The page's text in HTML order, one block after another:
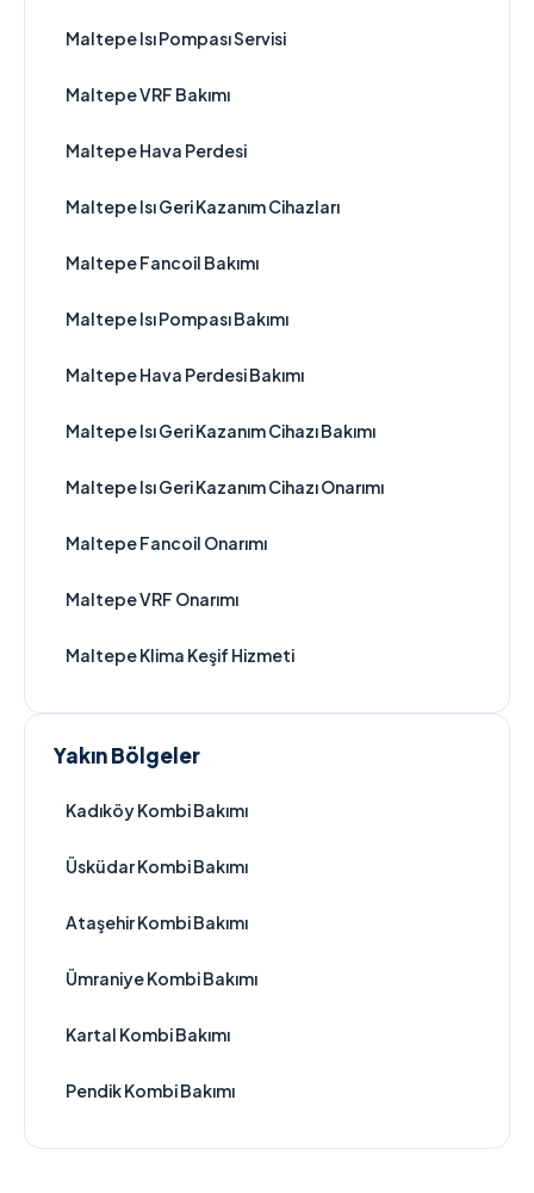
Maltepe Isı Pompası Servisi
Maltepe VRF Bakımı
Maltepe Hava Perdesi
Maltepe Isı Geri Kazanım Cihazları
Maltepe Fancoil Bakımı
Maltepe Isı Pompası Bakımı
Maltepe Hava Perdesi Bakımı
Maltepe Isı Geri Kazanım Cihazı Bakımı
Maltepe Isı Geri Kazanım Cihazı Onarımı
Maltepe Fancoil Onarımı
Maltepe VRF Onarımı
Maltepe Klima Keşif Hizmeti
Yakın Bölgeler
Kadıköy Kombi Bakımı
Üsküdar Kombi Bakımı
Ataşehir Kombi Bakımı
Ümraniye Kombi Bakımı
Kartal Kombi Bakımı
Pendik Kombi Bakımı